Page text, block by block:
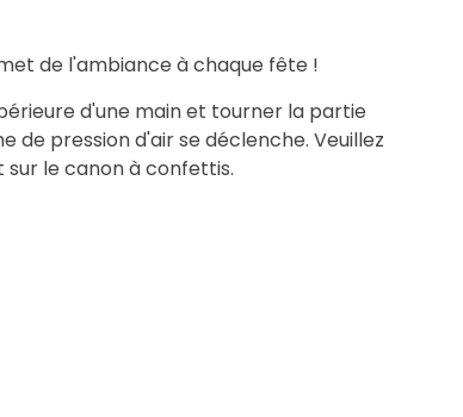
de l'ambiance à chaque fête !
d'une main et tourner la partie
de pression d'air se déclenche. Veuillez
le canon à confettis.